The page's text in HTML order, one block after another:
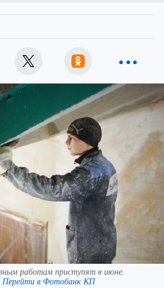
работам приступят в июне.
Перейти в Фотобанк КП